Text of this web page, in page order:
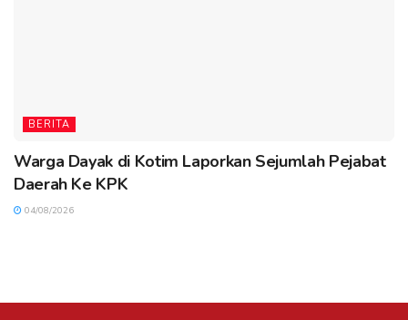
BERITA
Warga Dayak di Kotim Laporkan Sejumlah Pejabat
Daerah Ke KPK
04/08/2026